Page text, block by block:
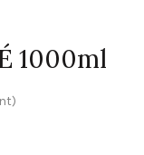
1000ml